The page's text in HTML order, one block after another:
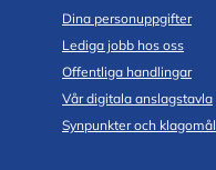
Dina personuppgifter
Lediga jobb hos oss
Offentliga handlingar
Vår digitala anslagstavla
Synpunkter och klagomål